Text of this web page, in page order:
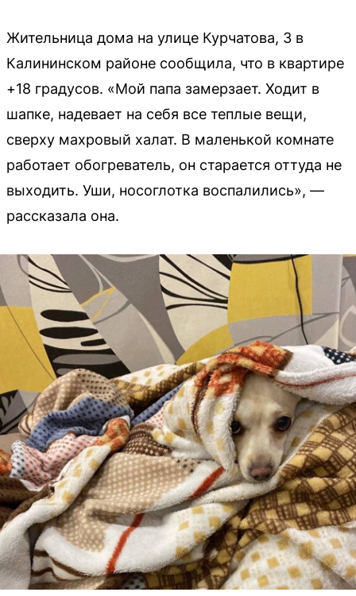
Жительница дома на улице Курчатова, 3 в
Калининском районе сообщила, что в квартире
+18 градусов. «Мой папа замерзает. Ходит в
шапке, надевает на себя все теплые вещи,
сверху махровый халат. В маленькой комнате
работает обогреватель, он старается оттуда не
выходить. Уши, носоглотка воспалились», —
рассказала она.